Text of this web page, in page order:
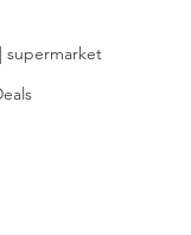
supermarket